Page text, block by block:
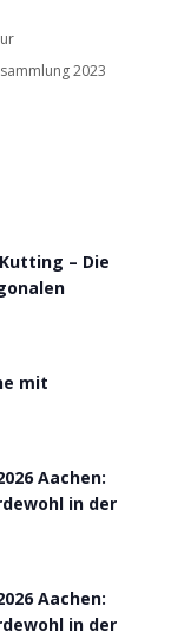
2023
– Die
mit
Aachen:
in der
Aachen:
in der